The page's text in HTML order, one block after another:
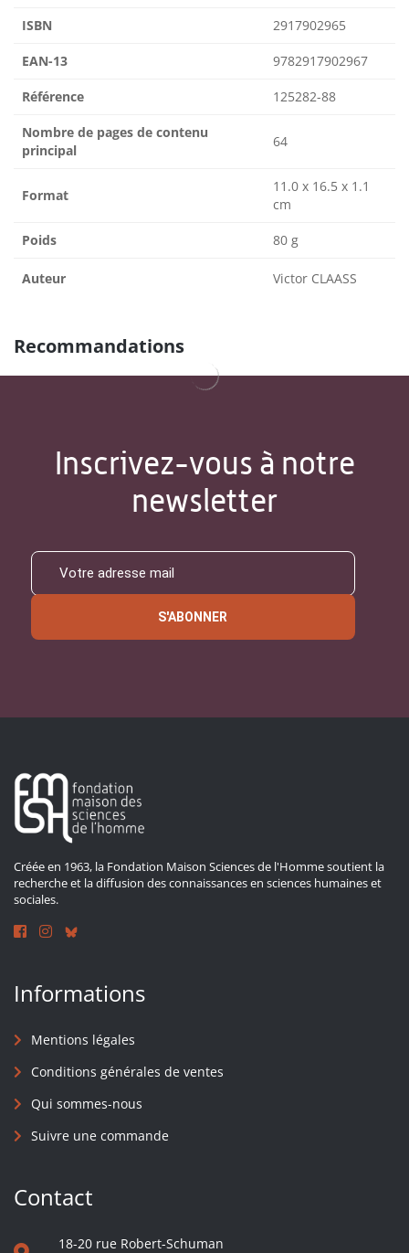
ISBN 2917902965
EAN-13 9782917902967
Référence 125282-88
Nombre de pages de contenu
principal
64
Format
11.0 x 16.5 x 1.1
cm
Poids 80 g
Auteur Victor CLAASS
Recommandations
Inscrivez-vous à notre
newsletter
S'ABONNER
Créée en 1963, la Fondation Maison Sciences de l'Homme soutient la
recherche et la diffusion des connaissances en sciences humaines et
sociales.
Informations
Mentions légales
Conditions générales de ventes
Qui sommes-nous
Suivre une commande
Contact
18-20 rue Robert-Schuman